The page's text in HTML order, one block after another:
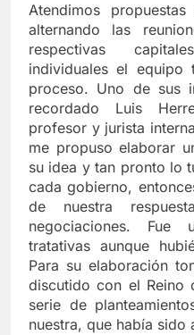
Atendimos
alternando las
respectivas
individuales el
proceso. Uno de sus
recordado Luis
profesor y jurista
me propuso elaborar
su idea y tan pronto lo
cada gobierno,
de nuestra
negociaciones. Fue
tratativas aunque
Para su elaboración
discutido con el Reino
serie de
nuestra, que había sido